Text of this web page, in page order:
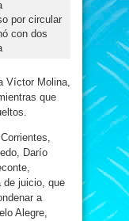
por circular
con dos
Víctor Molina,
que
Darío
de juicio, que
a
Alegre,